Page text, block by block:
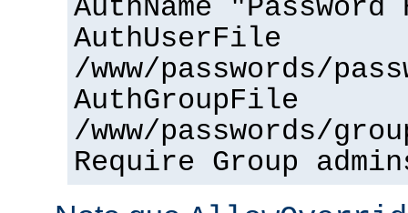
AuthName
AuthUserFile
/www/passwords/
AuthGroupFile
/www/passwords/
Require Group